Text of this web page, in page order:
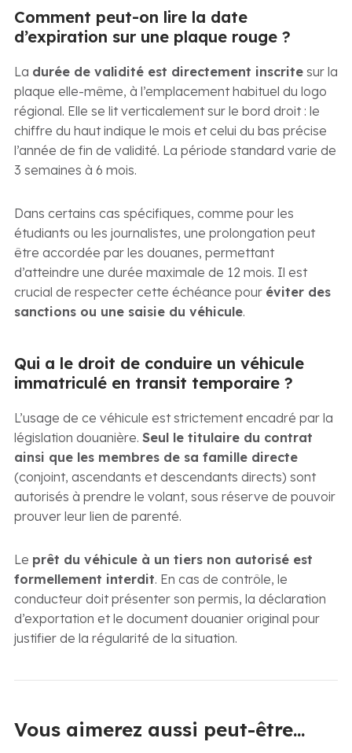
Comment peut-on lire la date
d’expiration sur une plaque rouge ?
La durée de validité est directement inscritesur la
plaque elle-même, à l’emplacement habituel du logo
régional. Elle se lit verticalement sur le bord droit : le
chiffre du haut indique le mois et celui du bas précise
l’année de fin de validité. La période standard varie de
3 semaines à 6 mois.
Dans certains cas spécifiques, comme pour les
étudiants ou les journalistes, une prolongation peut
être accordée par les douanes, permettant
d’atteindre une durée maximale de 12 mois. Il est
crucial de respecter cette échéance pour éviter des
sanctions ou une saisie du véhicule.
Qui a le droit de conduire un véhicule
immatriculé en transit temporaire ?
L’usage de ce véhicule est strictement encadré par la
législation douanière. Seul le titulaire du contrat
ainsi que les membres de sa famille directe
(conjoint, ascendants et descendants directs) sont
autorisés à prendre le volant, sous réserve de pouvoir
prouver leur lien de parenté.
Le prêt du véhicule à un tiers non autorisé est
formellement interdit. En cas de contrôle, le
conducteur doit présenter son permis, la déclaration
d’exportation et le document douanier original pour
justifier de la régularité de la situation.
Vous aimerez aussi peut-être...